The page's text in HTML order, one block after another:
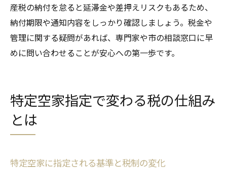
産税の納付を怠ると延滞金や差押えリスクもあるため、
納付期限や通知内容をしっかり確認しましょう。税金や
管理に関する疑問があれば、専門家や市の相談窓口に早
めに問い合わせることが安心への第一歩です。
特定空家指定で変わる税の仕組み
とは
特定空家に指定される基準と税制の変化